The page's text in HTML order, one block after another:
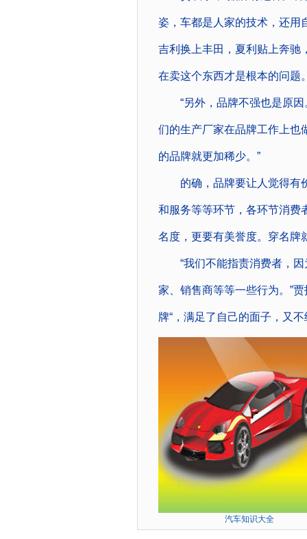
姿，车都是人家的技术，还用
吉利换上丰田，夏利贴上奔驰
在卖这个东西才是根本的问题
“另外，品牌不强也是原因
们的生产厂家在品牌工作上也
的品牌就更加稀少。”
的确，品牌要让人觉得有价
和服务等等环节，各环节消费
名度，更要有美誉度。穿名牌
“我们不能指责消费者，因
家、销售商等等一些行为。”
牌“，满足了自己的面子，又
汽车知识大全